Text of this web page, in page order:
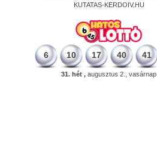
KUTATAS-KERDOIV.HU
6 10 17 40 41
31. hét , augusztus 2., vasárnap